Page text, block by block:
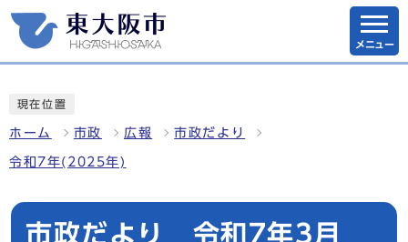
メニュー
現在位置
ホーム 市政 広報 市政だより
令和7年(2025年)
市政だより 令和7年3月